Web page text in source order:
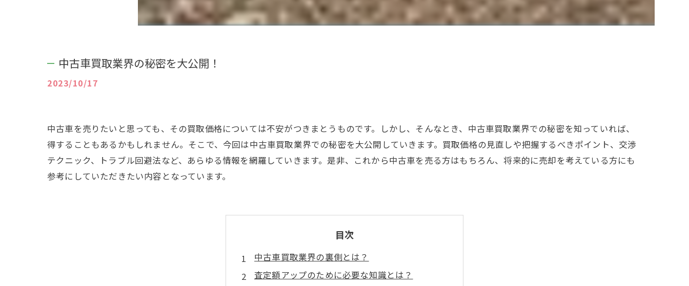
中古車買取業界の秘密を大公開！
2023/10/17
中古車を売りたいと思っても、その買取価格については不安がつきまとうものです。しかし、そんなとき、中古車買取業界での秘密を知っていれば、
得することもあるかもしれません。そこで、今回は中古車買取業界での秘密を大公開していきます。買取価格の見直しや把握するべきポイント、交渉
テクニック、トラブル回避法など、あらゆる情報を網羅していきます。是非、これから中古車を売る方はもちろん、将来的に売却を考えている方にも
参考にしていただきたい内容となっています。
目次
中古車買取業界の裏側とは？
査定額アップのために必要な知識とは？